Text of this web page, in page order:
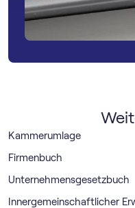
Kammerumlage
Firmenbuch
Unternehmensgesetzbuch
Innergemeinschaftlicher